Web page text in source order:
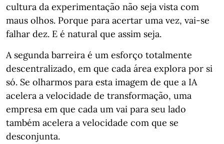
cultura da experimentação não seja vista com
maus olhos. Porque para acertar uma vez, vai-se
falhar dez. E é natural que assim seja.
A segunda barreira é um esforço totalmente
descentralizado, em que cada área explora por si
só. Se olharmos para esta imagem de que a IA
acelera a velocidade de transformação, uma
empresa em que cada um vai para seu lado
também acelera a velocidade com que se
desconjunta.